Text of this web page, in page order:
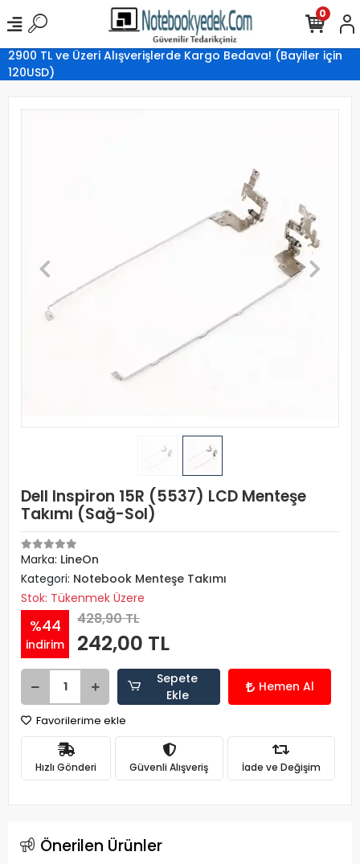
2900 TL ve Üzeri Alışverişlerde Kargo Bedava! (Bayiler için
120USD)
0
Dell Inspiron 15R (5537) LCD Menteşe
Takımı (Sağ-Sol)
Marka: LineOn
Kategori: Notebook Menteşe Takımı
Stok: Tükenmek Üzere
%44
indirim
428,90 TL
242,00 TL
Sepete
Ekle
Hemen Al
Favorilerime ekle
Hızlı Gönderi Güvenli Alışveriş İade ve Değişim
Önerilen Ürünler